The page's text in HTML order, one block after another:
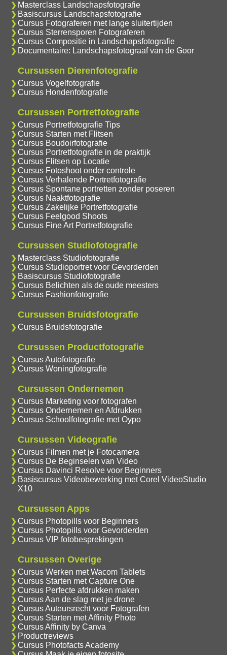
Masterclass Landschapsfotografie
Basiscursus Landschapsfotografie
Cursus Fotograferen met lange sluitertijden
Cursus Sterrensporen Fotograferen
Cursus Compositie in Landschapsfotografie
Documentaire: Landschapsfotograaf van de Goor
Cursussen Dierenfotografie
Cursus Vogelfotografie
Cursus Hondenfotografie
Cursussen Portretfotografie
Cursus Portretfotografie Tips
Cursus Starten met Flitsen
Cursus Boudoirfotografie
Cursus Portretfotografie in de praktijk
Cursus Flitsen op Locatie
Cursus Fotoshoot onder controle
Cursus Verhalende Portretfotografie
Cursus Spontane portretten zonder poseren
Cursus Naaktfotografie
Cursus Zakelijke Portretfotografie
Cursus Feelgood Shoots
Cursus Fine Art Portretfotografie
Cursussen Studiofotografie
Masterclass Studiofotografie
Cursus Studioportret voor Gevorderden
Basiscursus Studiofotografie
Cursus Belichten als de oude meesters
Cursus Fashionfotografie
Cursussen Bruidsfotografie
Cursus Bruidsfotografie
Cursussen Productfotografie
Cursus Autofotografie
Cursus Woningfotografie
Cursussen Ondernemen
Cursus Marketing voor fotografen
Cursus Ondernemen en Afdrukken
Cursus Schoolfotografie met Oypo
Cursussen Videografie
Cursus Filmen met je Fotocamera
Cursus De Beginselen van Video
Cursus Davinci Resolve voor Beginners
Basiscursus Videobewerking met Corel VideoStudio
X10
Cursussen Apps
Cursus Photopills voor Beginners
Cursus Photopills voor Gevorderden
Cursus VIP fotobesprekingen
Cursussen Overige
Cursus Werken met Wacom Tablets
Cursus Starten met Capture One
Cursus Perfecte afdrukken maken
Cursus Aan de slag met je drone
Cursus Auteursrecht voor Fotografen
Cursus Starten met Affinity Photo
Cursus Affinity by Canva
Productreviews
Cursus Photofacts Academy